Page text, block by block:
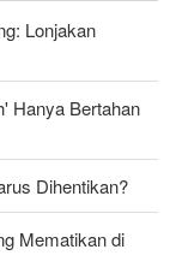
Lonjakan
Hanya Bertahan
Dihentikan?
Mematikan di